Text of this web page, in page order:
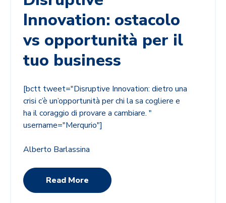
Innovation: ostacolo
vs opportunità per il
tuo business
[bctt tweet="Disruptive Innovation: dietro una
crisi c’è un’opportunità per chi la sa cogliere e
ha il coraggio di provare a cambiare. "
username="Merqurio"]
Alberto Barlassina
Read More